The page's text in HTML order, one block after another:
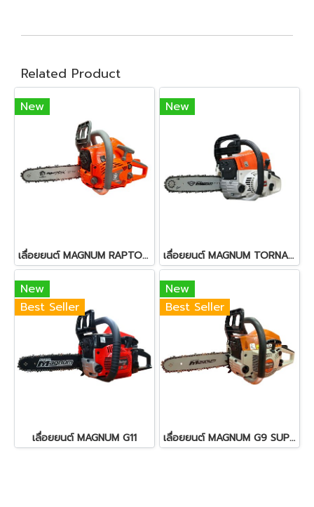
Related Product
New
เลื่อยยนต์ MAGNUM RAPTOR RT5567
New
เลื่อยยนต์ MAGNUM TORNADO TD007
New
Best Seller
เลื่อยยนต์ MAGNUM G11
New
Best Seller
เลื่อยยนต์ MAGNUM G9 SUPER